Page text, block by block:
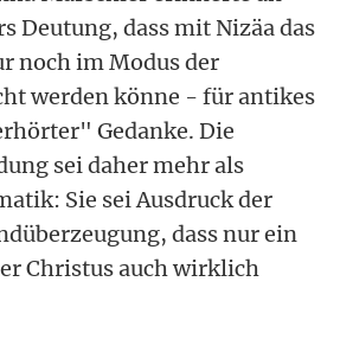
Deutung, dass mit Nizäa das
noch im Modus der
werden könne - für antikes
Gedanke. Die
sei daher mehr als
Sie sei Ausdruck der
dass nur ein
Christus auch wirklich